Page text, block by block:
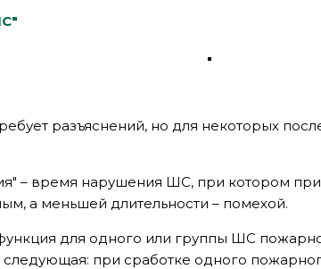
разъяснений, но для некоторых
– время нарушения ШС, при котором
а меньшей длительности – помехой.
для одного или группы ШС
при сработке одного